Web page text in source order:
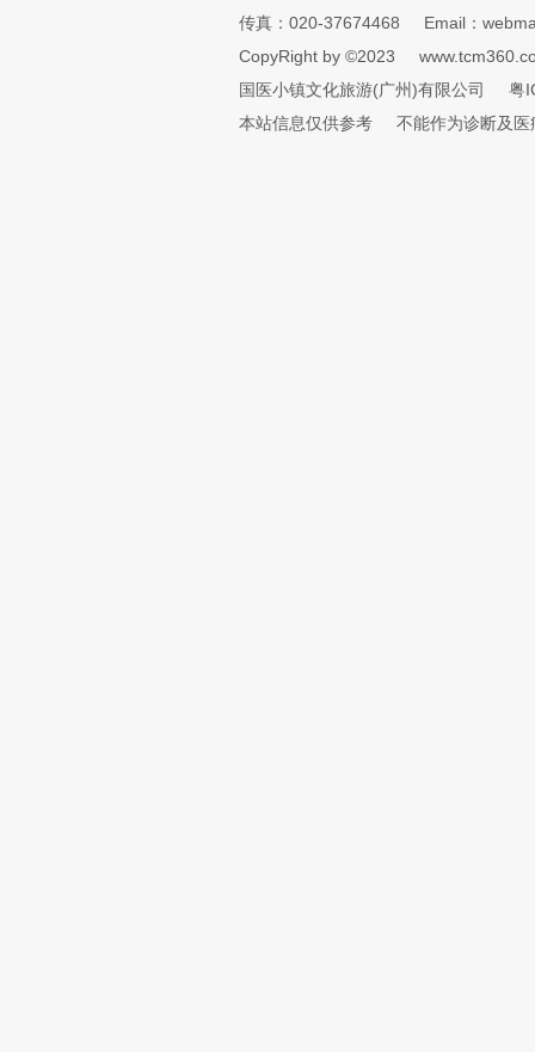
传真：020-37674468
Email：
CopyRight by ©2023
国医小镇文化旅游(广州)有限公司
粤
本站信息仅供参考
不能作为诊断及医